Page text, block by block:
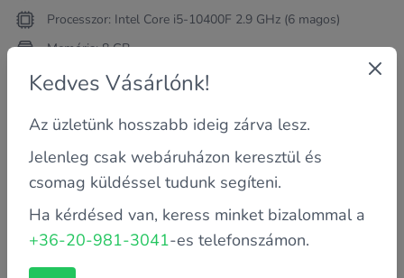
Processzor: Intel Core i5-10400F 2.9 GHz (6 magos)
Memória: 8 GB
Háttértároló méret: 256 GB
127 590 FT Kosárba teszem
Lenovo ThinkCentre M710s SFF i5-7400 / 8GB / 256GB
NVME SSD / felújított számítógép - SFF
Kedves Vásárlónk!
Az üzletünk hosszabb ideig zárva lesz.
Jelenleg csak webáruházon keresztül és
csomag küldéssel tudunk segíteni.
Ha kérdésed van, keress minket bizalommal a
+36-20-981-3041-es telefonszámon.